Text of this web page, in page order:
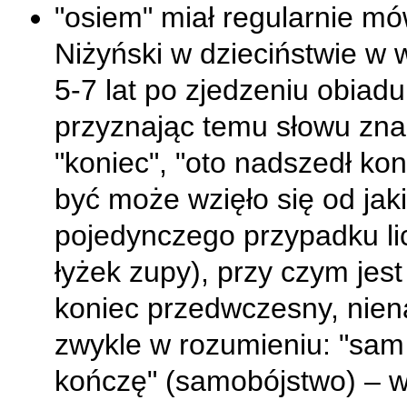
"osiem" miał regularnie
Niżyński w dzieciństwie w
5-7 lat po zjedzeniu
przyznając temu słowu
"koniec", "oto nadszedł
być może wzięło się od
pojedynczego przypadku
łyżek zupy), przy czym
koniec przedwczesny,
zwykle w rozumieniu:
kończę" (samobójstwo) –